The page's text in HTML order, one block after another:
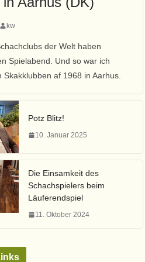
kw
der Welt haben
Spielabend. Und so war ich
Skakklubben af 1968 in Aarhus.
Potz Blitz!
10. Januar 2025
Die Einsamkeit des
Schachspielers beim
Läuferendspiel
11. Oktober 2024